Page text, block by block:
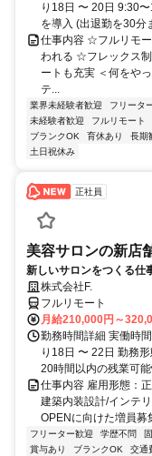
り18日 〜 20日 9:30
を導入 (出退勤を30分
仕事内容 ☆フルリモ
われる ☆フレックス
ートも充実 ＜何をや
テ...
業界未経験者歓迎 フリータ
未経験者歓迎
フルリモート
ブランクOK
育休あり 長期
土日祝休み
正社員
美容サロンの新店
新しいサロンをつくる仕
株式会社F.
フルリモート
月給210,000円～
勤務時間詳細 実働時
り18日 〜 22日 勤務
20時間以内の残業可
仕事内容 雇用形態：
建築内装設計/インテ
OPENに向けた増員募
フリーター歓迎 学歴不問
賞与あり
ブランクOK 交通